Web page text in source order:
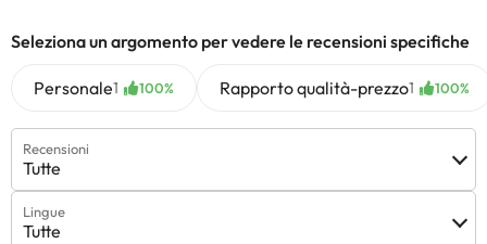
Seleziona un argomento per vedere le recensioni specifiche
Personale1 100% Rapporto qualità-prezzo1 100%
Recensioni
Tutte
Lingue
Tutte